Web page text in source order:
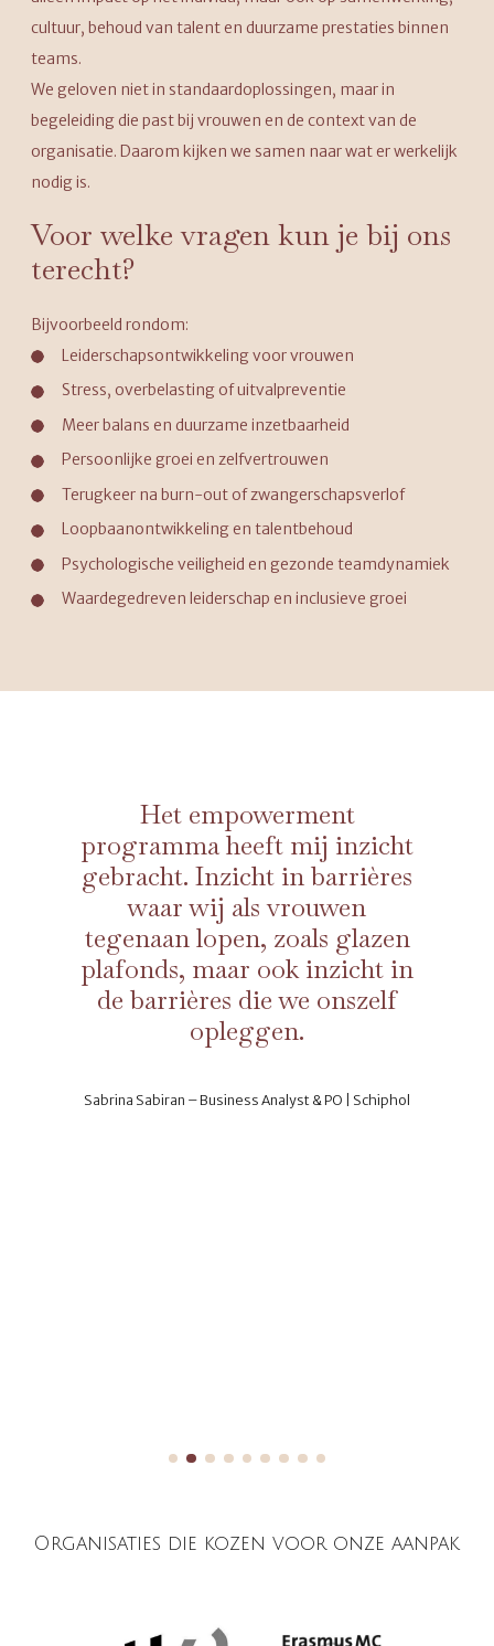
cultuur, behoud van talent en duurzame prestaties binnen
teams.
We geloven niet in standaardoplossingen, maar in
begeleiding die past bij vrouwen en de context van de
organisatie. Daarom kijken we samen naar wat er werkelijk
nodig is.
Voor welke vragen kun je bij ons
terecht?
Bijvoorbeeld rondom:
Leiderschapsontwikkeling voor vrouwen
Stress, overbelasting of uitvalpreventie
Meer balans en duurzame inzetbaarheid
Persoonlijke groei en zelfvertrouwen
Terugkeer na burn-out of zwangerschapsverlof
Loopbaanontwikkeling en talentbehoud
Psychologische veiligheid en gezonde teamdynamiek
Waardegedreven leiderschap en inclusieve groei
Het empowerment
programma heeft mij inzicht
gebracht. Inzicht in barrières
waar wij als vrouwen
tegenaan lopen, zoals glazen
plafonds, maar ook inzicht in
de barrières die we onszelf
opleggen.
Sabrina Sabiran – Business Analyst & PO | Schiphol
Organisaties die kozen voor onze aanpak